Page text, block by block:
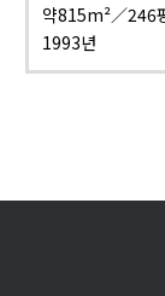
약815m²／246
1993년